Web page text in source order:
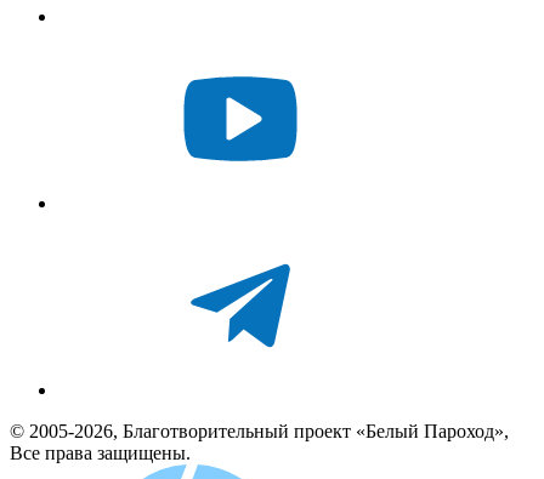
© 2005-2026, Благотворительный проект «Белый Пароход»,
Все права защищены.